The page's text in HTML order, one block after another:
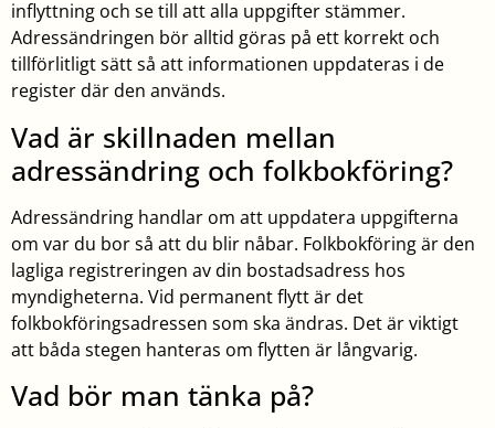
inflyttning och se till att alla uppgifter stämmer.
Adressändringen bör alltid göras på ett korrekt och
tillförlitligt sätt så att informationen uppdateras i de
register där den används.
Vad är skillnaden mellan
adressändring och folkbokföring?
Adressändring handlar om att uppdatera uppgifterna
om var du bor så att du blir nåbar. Folkbokföring är den
lagliga registreringen av din bostadsadress hos
myndigheterna. Vid permanent flytt är det
folkbokföringsadressen som ska ändras. Det är viktigt
att båda stegen hanteras om flytten är långvarig.
Vad bör man tänka på?